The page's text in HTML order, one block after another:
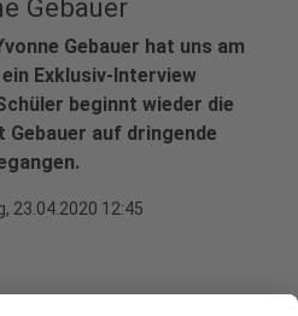
Gebauer
Gebauer hat uns am
Exklusiv-Interview
beginnt wieder die
Gebauer auf dringende
23.04.2020 12:45